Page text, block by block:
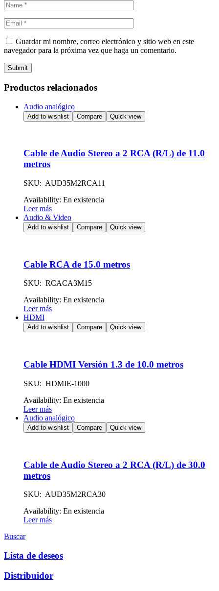
Guardar mi nombre, correo electrónico y sitio web en este
navegador para la próxima vez que haga un comentario.
Submit
Productos relacionados
Audio analógico
Add to wishlist Compare Quick view
Cable de Audio Stereo a 2 RCA (R/L) de 11.0
metros
SKU: AUD35M2RCA11
Availability: En existencia
Leer más
Audio & Video
Add to wishlist Compare Quick view
Cable RCA de 15.0 metros
SKU: RCACA3M15
Availability: En existencia
Leer más
HDMI
Add to wishlist Compare Quick view
Cable HDMI Versión 1.3 de 10.0 metros
SKU: HDMIE-1000
Availability: En existencia
Leer más
Audio analógico
Add to wishlist Compare Quick view
Cable de Audio Stereo a 2 RCA (R/L) de 30.0
metros
SKU: AUD35M2RCA30
Availability: En existencia
Leer más
Buscar
Lista de deseos
Distribuidor